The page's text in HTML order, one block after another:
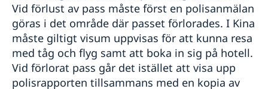
Vid förlust av pass måste först en polisanmälan
göras i det område där passet förlorades. I Kina
måste giltigt visum uppvisas för att kunna resa
med tåg och flyg samt att boka in sig på hotell.
Vid förlorat pass går det istället att visa upp
polisrapporten tillsammans med en kopia av